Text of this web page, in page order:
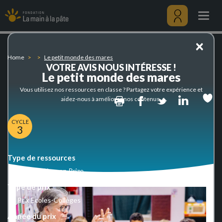
petit
monde
des
to
main
content
Menu
Home Le petit monde des mares
Le petit monde des mares
PrintFacebook
Twitter
CYCLE
3
Type de ressources
Awarded Lamap Prize
Type de prix
Type
de
prix
Prix Ecoles-Collèges
Année du prix
×
VOTRE AVIS NOUS INTÉRESSE !
Vous utilisez nos ressources en classe ? Partagez votre expérience et
aidez-nous à améliorer nos contenus.